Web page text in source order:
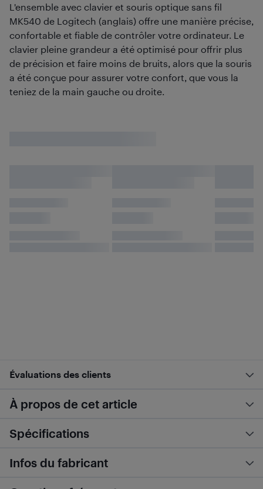
L'ensemble avec clavier et souris optique sans fil
MK540 de Logitech (anglais) offre une manière précise,
confortable et fiable de contrôler votre ordinateur. Le
clavier pleine grandeur a été optimisé pour offrir plus
de précision et faire moins de bruits, alors que la souris
a été conçue pour assurer votre confort, que vous la
teniez de la main gauche ou droite.
Évaluations des clients
À propos de cet article
Spécifications
Infos du fabricant